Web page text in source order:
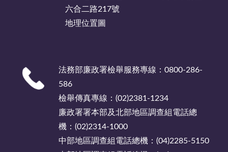
六合二路217號
地理位置圖
法務部廉政署檢舉服務專線：0800-286-
586
檢舉傳真專線：(02)2381-1234
廉政署署本部及北部地區調查組電話總
機：(02)2314-1000
中部地區調查組電話總機：(04)2285-5150